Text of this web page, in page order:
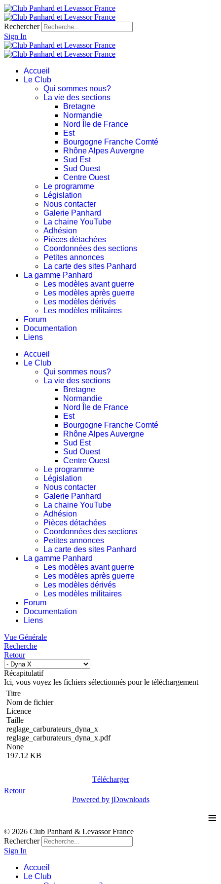
Rechercher
Sign In
Accueil
Le Club
Qui sommes nous?
La vie des sections
Bretagne
Normandie
Nord Île de France
Est
Bourgogne Franche Comté
Rhône Alpes Auvergne
Sud Est
Sud Ouest
Centre Ouest
Le programme
Législation
Nous contacter
Galerie Panhard
La chaine YouTube
Adhésion
Pièces détachées
Coordonnées des sections
Petites annonces
La carte des sites Panhard
La gamme Panhard
Les modèles avant guerre
Les modèles après guerre
Les modèles dérivés
Les modèles militaires
Forum
Documentation
Liens
Accueil
Le Club
Qui sommes nous?
La vie des sections
Bretagne
Normandie
Nord Île de France
Est
Bourgogne Franche Comté
Rhône Alpes Auvergne
Sud Est
Sud Ouest
Centre Ouest
Le programme
Législation
Nous contacter
Galerie Panhard
La chaine YouTube
Adhésion
Pièces détachées
Coordonnées des sections
Petites annonces
La carte des sites Panhard
La gamme Panhard
Les modèles avant guerre
Les modèles après guerre
Les modèles dérivés
Les modèles militaires
Forum
Documentation
Liens
Vue Générale
Recherche
Retour
Récapitulatif
Ici, vous voyez les fichiers sélectionnés pour le téléchargement
Titre
Nom de fichier
Licence
Taille
reglage_carburateurs_dyna_x
reglage_carburateurs_dyna_x.pdf
None
197.12 KB
Télécharger
Retour
Powered by jDownloads
≡
© 2026 Club Panhard & Levassor France
Rechercher
Sign In
Accueil
Le Club